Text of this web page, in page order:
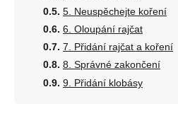
5. Neuspěchejte koření
6. Oloupání rajčat
7. Přidání rajčat a koření
8. Správné zakončení
9. Přidání klobásy